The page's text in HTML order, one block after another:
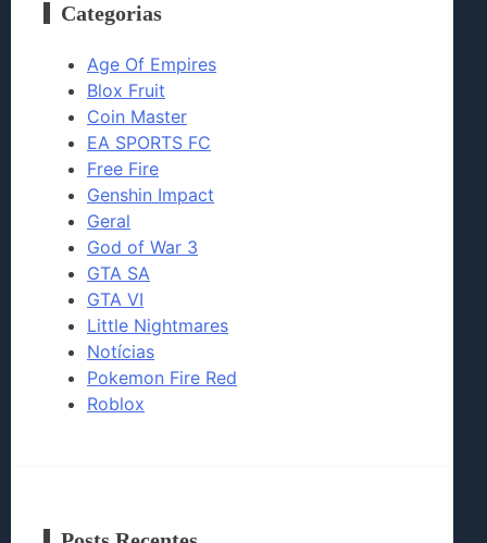
Categorias
Age Of Empires
Blox Fruit
Coin Master
EA SPORTS FC
Free Fire
Genshin Impact
Geral
God of War 3
GTA SA
GTA VI
Little Nightmares
Notícias
Pokemon Fire Red
Roblox